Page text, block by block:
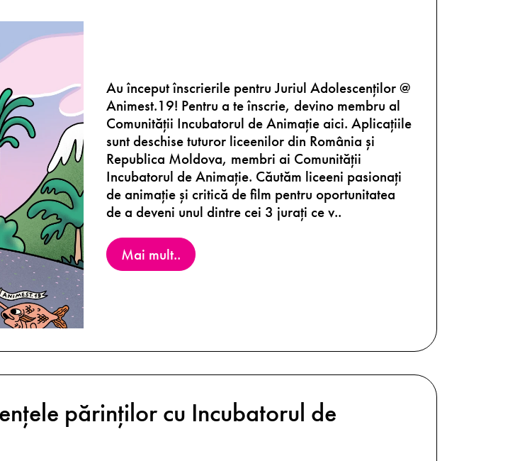
Au început înscrierile pentru Juriul Adolescenților @
Animest.19! Pentru a te înscrie, devino membru al
Comunității Incubatorul de Animație aici. Aplicațiile
sunt deschise tuturor liceenilor din România și
Republica Moldova, membri ai Comunității
Incubatorul de Animație. Căutăm liceeni pasionați
de animație și critică de film pentru oportunitatea
de a deveni unul dintre cei 3 jurați ce v..
Mai mult..
părinților cu Incubatorul de